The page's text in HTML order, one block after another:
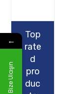
Top
rate
d
pro
duc
←
Bize Ulaşın